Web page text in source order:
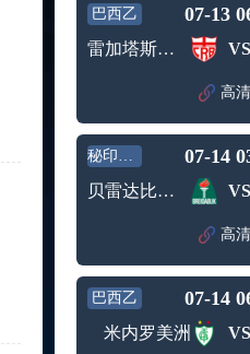
轮
标签： 2024年5
月11日
WTT沙
贯女单
蒙泰罗vs凯茨曼诺维奇
大师赛
轮
纳尔迪vs鲁内 全场录
标签： 2024年5
月12日
ATP罗马
大师赛
男单第2
轮
萨卡里vs加里宁娜 全
标签： 2024年5
WTA罗
马大师
赛女单
第3轮
吉隆vs卢布列夫 全场
月12日
ATP罗马
大师赛
轮
兹维列夫vs达德尔里
标签： 2024年5
月13日
ATP罗马
大师赛
男单第3
阿纳尔迪vs贾里 全场
巴西乙 07-13
雷加塔斯巴西 VS
高
秘印加杯 07-14
贝雷达比历克 VS
高
巴西乙 07-14
米内罗美洲 VS